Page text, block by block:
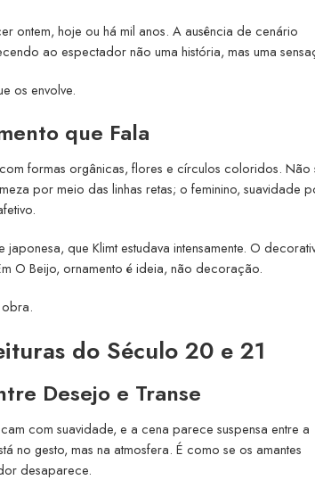
ontem, hoje ou há mil anos. A ausência de cenário
ao espectador não uma história, mas uma
os envolve.
que Fala
formas orgânicas, flores e círculos coloridos. Não
por meio das linhas retas; o feminino, suavidade
que Klimt estudava intensamente. O
O Beijo, ornamento é ideia, não decoração.
do Século 20 e 21
Desejo e Transe
com suavidade, e a cena parece suspensa entre a
no gesto, mas na atmosfera. É como se os amantes
desaparece.